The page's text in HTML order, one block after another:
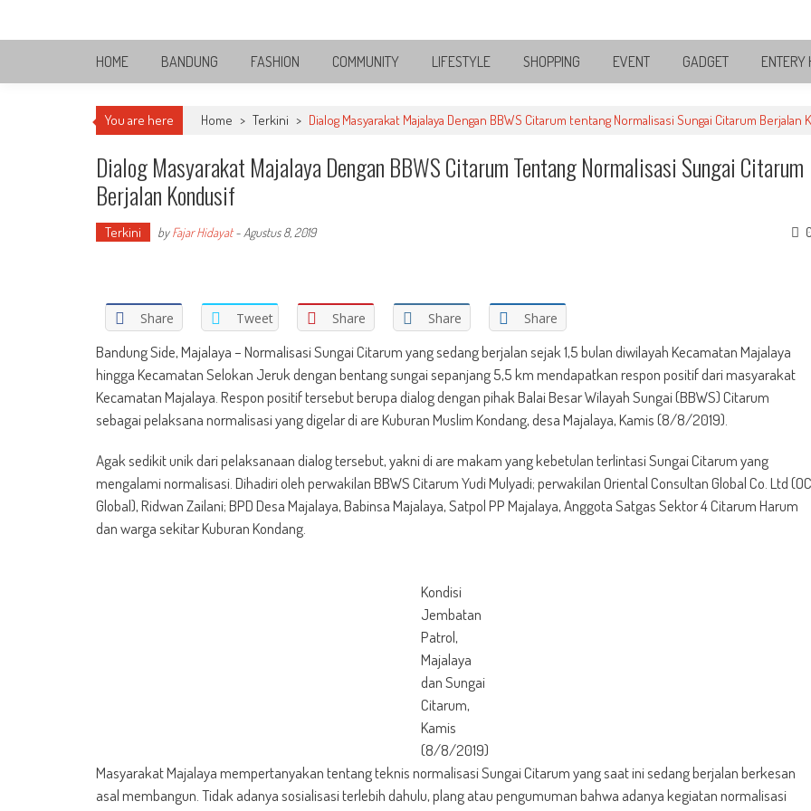
Bandung Side
Sisi Cantik Bandung
HOME BANDUNG FASHION COMMUNITY LIFESTYLE SHOPPING EVENT GADGET ENTERY
You are here Home > Terkini > Dialog Masyarakat Majalaya Dengan BBWS Citarum tentang Normalisasi Sungai Citarum Berjalan
Dialog Masyarakat Majalaya Dengan BBWS Citarum Tentang Normalisasi Sungai Citarum
Berjalan Kondusif
Terkini byFajar Hidayat- Agustus 8, 2019
Share Tweet Share Share Share
Bandung Side, Majalaya – Normalisasi Sungai Citarum yang sedang berjalan sejak 1,5 bulan diwilayah Kecamatan Majalaya
hingga Kecamatan Selokan Jeruk dengan bentang sungai sepanjang 5,5 km mendapatkan respon positif dari masyarakat
Kecamatan Majalaya. Respon positif tersebut berupa dialog dengan pihak Balai Besar Wilayah Sungai (BBWS) Citarum
sebagai pelaksana normalisasi yang digelar di are Kuburan Muslim Kondang, desa Majalaya, Kamis (8/8/2019).
Agak sedikit unik dari pelaksanaan dialog tersebut, yakni di are makam yang kebetulan terlintasi Sungai Citarum yang
mengalami normalisasi. Dihadiri oleh perwakilan BBWS Citarum Yudi Mulyadi; perwakilan Oriental Consultan Global Co. Ltd (OC
Global), Ridwan Zailani; BPD Desa Majalaya, Babinsa Majalaya, Satpol PP Majalaya, Anggota Satgas Sektor 4 Citarum Harum
dan warga sekitar Kuburan Kondang.
Kondisi
Jembatan
Patrol,
Majalaya
dan Sungai
Citarum,
Kamis
(8/8/2019)
Masyarakat Majalaya mempertanyakan tentang teknis normalisasi Sungai Citarum yang saat ini sedang berjalan berkesan
asal membangun. Tidak adanya sosialisasi terlebih dahulu, plang atau pengumuman bahwa adanya kegiatan normalisasi